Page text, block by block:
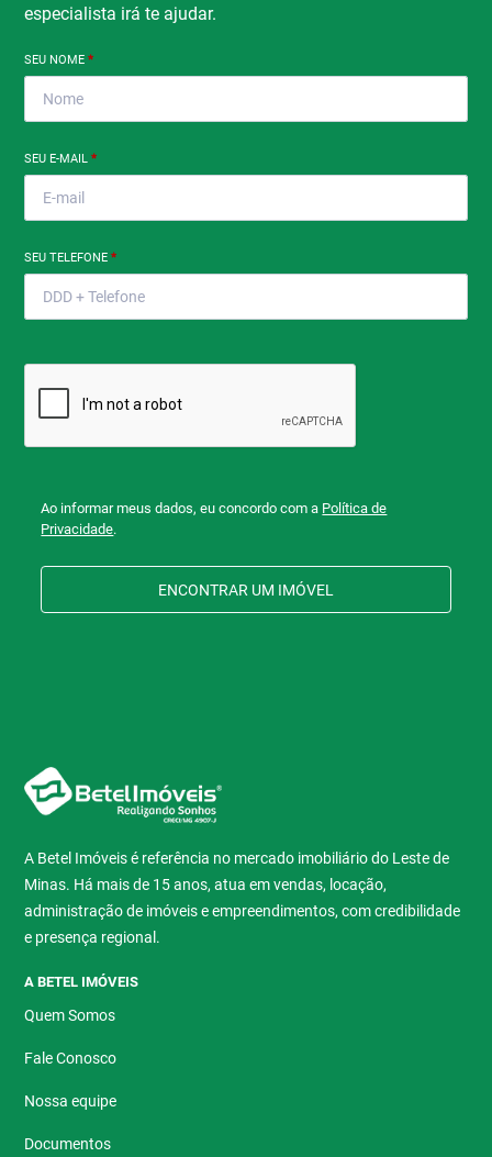
especialista irá te ajudar.
SEU NOME*
SEU E-MAIL*
SEU TELEFONE*
Ao informar meus dados, eu concordo com a Política de
Privacidade.
ENCONTRAR UM IMÓVEL
A Betel Imóveis é referência no mercado imobiliário do Leste de
Minas. Há mais de 15 anos, atua em vendas, locação,
administração de imóveis e empreendimentos, com credibilidade
e presença regional.
A BETEL IMÓVEIS
Quem Somos
Fale Conosco
Nossa equipe
Documentos